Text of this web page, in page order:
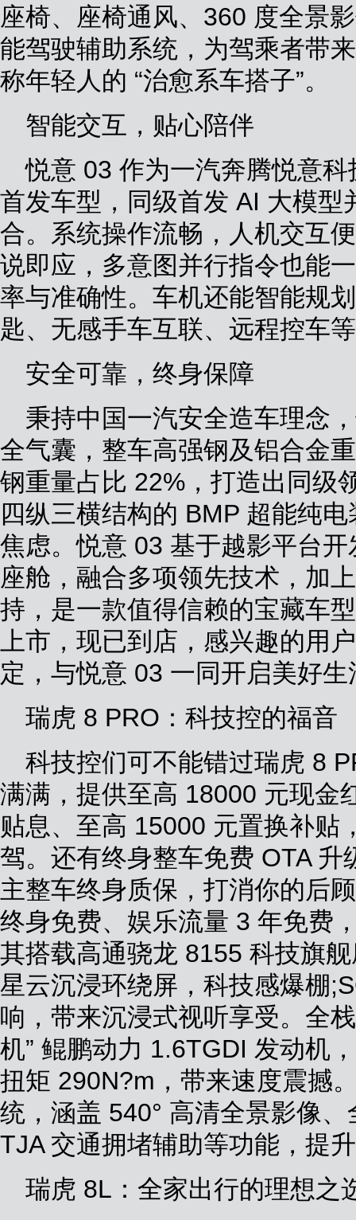
座椅、座椅通风、360 度全景
能驾驶辅助系统，为驾乘者带
称年轻人的 “治愈系车搭子”。
智能交互，贴心陪伴
悦意 03 作为一汽奔腾悦意
首发车型，同级首发 AI 大模型
合。系统操作流畅，人机交互
说即应，多意图并行指令也能
率与准确性。车机还能智能规
匙、无感手车互联、远程控车
安全可靠，终身保障
秉持中国一汽安全造车理念
全气囊，整车高强钢及铝合金
钢重量占比 22%，打造出同级
四纵三横结构的 BMP 超能纯
焦虑。悦意 03 基于越影平台
座舱，融合多项领先技术，加
持，是一款值得信赖的宝藏车
上市，现已到店，感兴趣的用
定，与悦意 03 一同开启美好生
瑞虎 8 PRO：科技控的福音
科技控们可不能错过瑞虎 8
满满，提供至高 18000 元现金
贴息、至高 15000 元置换补贴
驾。还有终身整车免费 OTA
主整车终身质保，打消你的后
终身免费、娱乐流量 3 年免费
其搭载高通骁龙 8155 科技旗
星云沉浸环绕屏，科技感爆棚
响，带来沉浸式视听享受。全
机” 鲲鹏动力 1.6TGDI 发动机
扭矩 290N?m，带来速度震撼
统，涵盖 540° 高清全景影像
TJA 交通拥堵辅助等功能，提
瑞虎 8L：全家出行的理想之